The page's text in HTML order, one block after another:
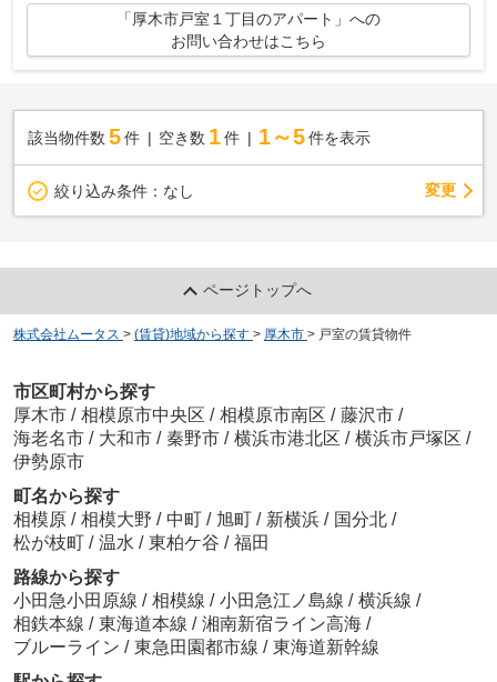
「厚木市戸室１丁目のアパート」への
お問い合わせはこちら
該当物件数 5件 空き数 1 件 1～5 件を表示
絞り込み条件： なし 変更
ページトップへ
株式会社ムータス > (賃貸)地域から探す > 厚木市 > 戸室の賃貸物件
市区町村から探す
厚木市 / 相模原市中央区 / 相模原市南区 / 藤沢市 /
海老名市 / 大和市 / 秦野市 / 横浜市港北区 / 横浜市戸塚区 /
伊勢原市
町名から探す
相模原 / 相模大野 / 中町 / 旭町 / 新横浜 / 国分北 /
松が枝町 / 温水 / 東柏ケ谷 / 福田
路線から探す
小田急小田原線 / 相模線 / 小田急江ノ島線 / 横浜線 /
相鉄本線 / 東海道本線 / 湘南新宿ライン高海 /
ブルーライン / 東急田園都市線 / 東海道新幹線